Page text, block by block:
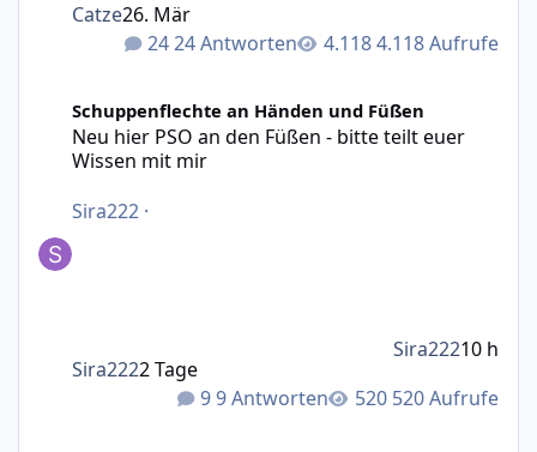
24 Antworten 4.118 Aufrufe
Catze26. Mär
Schuppenflechte an Händen und Füßen
Neu hier PSO an den Füßen - bitte teilt euer
Wissen mit mir
Sira222 ·
9 Antworten 520 Aufrufe
Sira2222 Tage
Sira22210 h